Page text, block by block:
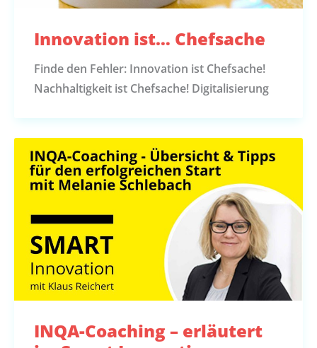
Innovation ist… Chefsache
Finde den Fehler: Innovation ist Chefsache!
Nachhaltigkeit ist Chefsache! Digitalisierung
INQA-Coaching – erläutert